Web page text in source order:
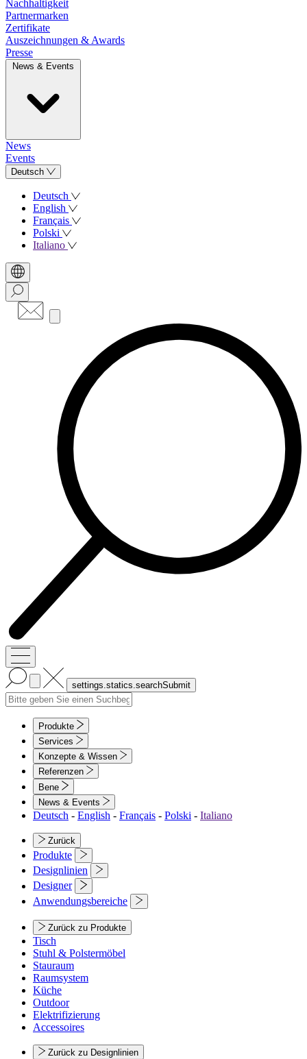
Nachhaltigkeit
Partnermarken
Zertifikate
Auszeichnungen & Awards
Presse
News & Events
News
Events
Deutsch
Deutsch
English
Français
Polski
Italiano
Produkte
Services
Konzepte & Wissen
Referenzen
Bene
News & Events
Deutsch - English - Français - Polski - Italiano
Zurück
Produkte
Designlinien
Designer
Anwendungsbereiche
Zurück zu Produkte
Tisch
Stuhl & Polstermöbel
Stauraum
Raumsystem
Küche
Outdoor
Elektrifizierung
Accessoires
Zurück zu Designlinien